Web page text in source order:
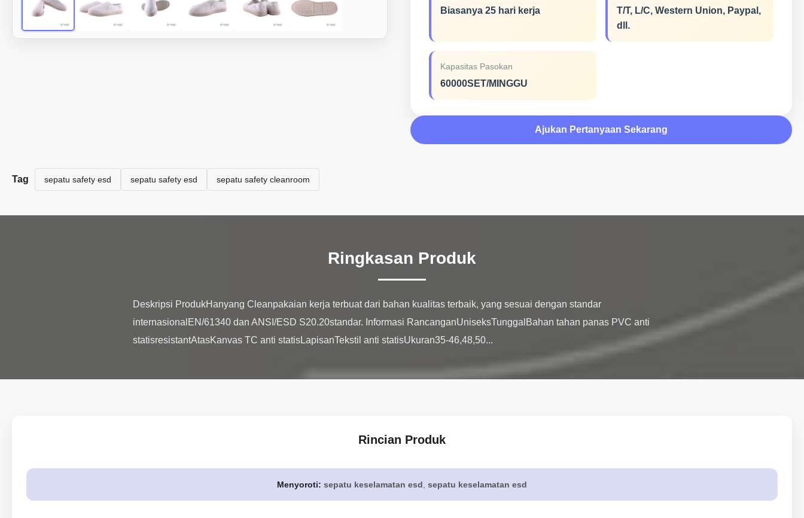
Biasanya 25 hari kerja
T/T, L/C, Western Union, Paypal,
dll.
Kapasitas Pasokan
60000SET/MINGGU
Ajukan Pertanyaan Sekarang
Tag sepatu safety esd sepatu safety esd sepatu safety cleanroom
Ringkasan Produk
Deskripsi ProdukHanyang Cleanpakaian kerja terbuat dari bahan kualitas terbaik, yang sesuai dengan standar
internasionalEN/61340 dan ANSI/ESD S20.20standar. Informasi RancanganUniseksTunggalBahan tahan panas PVC anti
statisresistantAtasKanvas TC anti statisLapisanTekstil anti statisUkuran35-46,48,50...
Rincian Produk
Menyoroti: sepatu keselamatan esd sepatu keselamatan esd